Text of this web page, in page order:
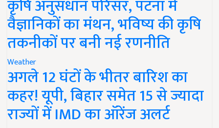
कृषि अनुसंधान परिसर, पटना में
वैज्ञानिकों का मंथन, भविष्य की कृषि
तकनीकों पर बनी नई रणनीति
Weather
अगले 12 घंटों के भीतर बारिश का
कहर! यूपी, बिहार समेत 15 से ज्यादा
राज्यों में IMD का ऑरेंज अलर्ट